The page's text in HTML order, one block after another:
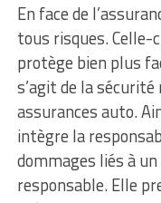
En face de
tous risques. Celle-
protège bien plus
s’agit de la
assurances auto.
intègre la
dommages liés à
responsable. Elle